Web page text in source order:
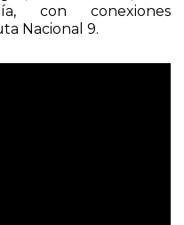
con conexiones
Nacional 9.